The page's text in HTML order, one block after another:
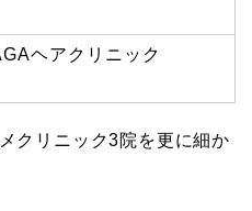
ヘアクリニック
クリニック3院を更に細か